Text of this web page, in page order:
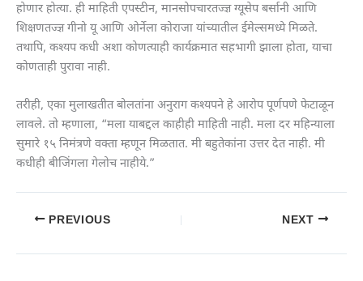
होणार होत्या. ही माहिती एपस्टीन, मानसोपचारतज्ज्ञ ग्यूसेप बर्सानी आणि
शिक्षणतज्ज्ञ गीनो यू आणि ओर्नेला कोराजा यांच्यातील ईमेल्समध्ये मिळते.
तथापि, कश्यप कधी अशा कोणत्याही कार्यक्रमात सहभागी झाला होता, याचा
कोणताही पुरावा नाही.
तरीही, एका मुलाखतीत बोलतांना अनुराग कश्यपने हे आरोप पूर्णपणे फेटाळून
लावले. तो म्हणाला, “मला याबद्दल काहीही माहिती नाही. मला दर महिन्याला
सुमारे १५ निमंत्रणे वक्ता म्हणून मिळतात. मी बहुतेकांना उत्तर देत नाही. मी
कधीही बीजिंगला गेलोच नाहीये.”
PREVIOUS NEXT